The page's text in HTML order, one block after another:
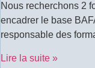
Nous recherchons 2
encadrer le base
responsable des
Lire la suite »